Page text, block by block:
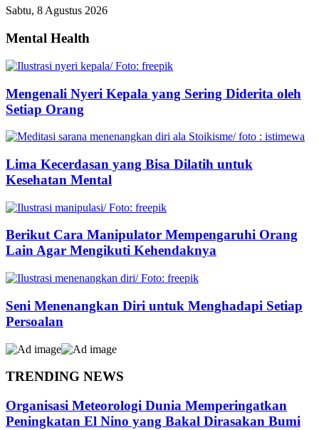
Sabtu, 8 Agustus 2026
Mental Health
Mengenali Nyeri Kepala yang Sering Diderita oleh
Setiap Orang
Lima Kecerdasan yang Bisa Dilatih untuk
Kesehatan Mental
Berikut Cara Manipulator Mempengaruhi Orang
Lain Agar Mengikuti Kehendaknya
Seni Menenangkan Diri untuk Menghadapi Setiap
Persoalan
TRENDING NEWS
Organisasi Meteorologi Dunia Memperingatkan
Peningkatan El Nino yang Bakal Dirasakan Bumi